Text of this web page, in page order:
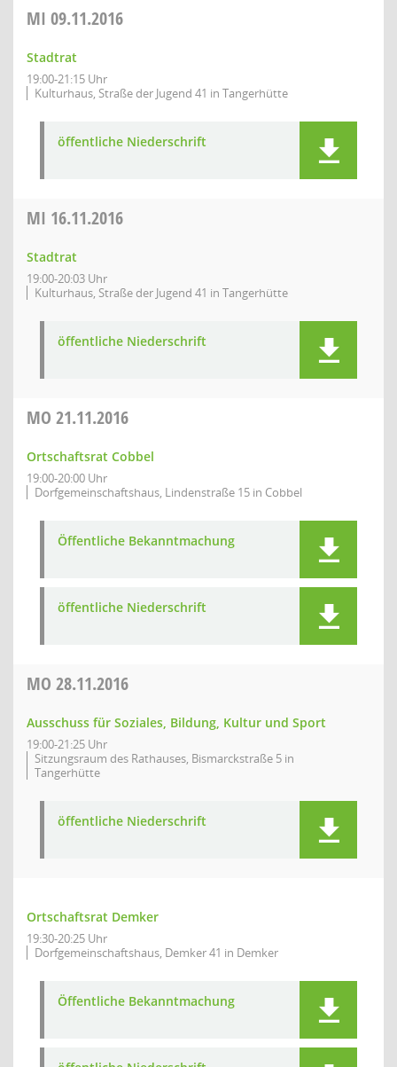
MI 09.11.2016
Stadtrat
19:00-21:15 Uhr
Kulturhaus, Straße der Jugend 41 in Tangerhütte
öffentliche Niederschrift
MI 16.11.2016
Stadtrat
19:00-20:03 Uhr
Kulturhaus, Straße der Jugend 41 in Tangerhütte
öffentliche Niederschrift
MO 21.11.2016
Ortschaftsrat Cobbel
19:00-20:00 Uhr
Dorfgemeinschaftshaus, Lindenstraße 15 in Cobbel
Öffentliche Bekanntmachung
öffentliche Niederschrift
MO 28.11.2016
Ausschuss für Soziales, Bildung, Kultur und Sport
19:00-21:25 Uhr
Sitzungsraum des Rathauses, Bismarckstraße 5 in
Tangerhütte
öffentliche Niederschrift
Ortschaftsrat Demker
19:30-20:25 Uhr
Dorfgemeinschaftshaus, Demker 41 in Demker
Öffentliche Bekanntmachung